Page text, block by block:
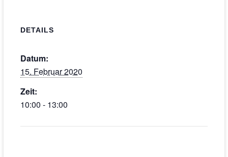
DETAILS
Datum:
15. Februar 2020
Zeit:
10:00 - 13:00